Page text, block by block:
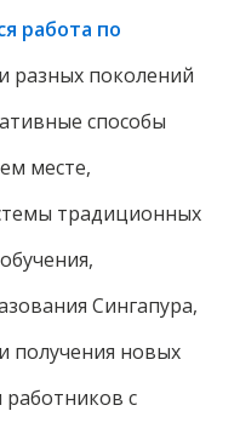
работа по
разных поколений
способы
месте,
традиционных
Сингапура,
получения новых
с